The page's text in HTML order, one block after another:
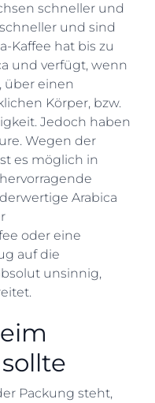
schneller und
und sind
Kaffee hat bis zu
und verfügt, wenn
über einen
Körper, bzw.
Jedoch haben
Wegen der
es möglich in
Arabica
oder eine
auf die
unsinnig,
Packung steht,